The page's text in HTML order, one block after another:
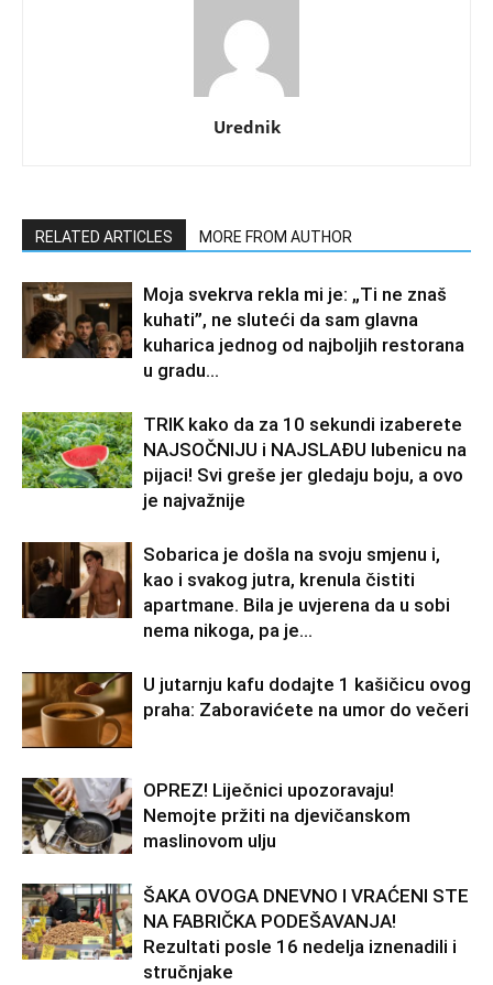
Urednik
RELATED ARTICLES MORE FROM AUTHOR
Moja svekrva rekla mi je: „Ti ne znaš
kuhati”, ne sluteći da sam glavna
kuharica jednog od najboljih restorana
u gradu…
TRIK kako da za 10 sekundi izaberete
NAJSOČNIJU i NAJSLAĐU lubenicu na
pijaci! Svi greše jer gledaju boju, a ovo
je najvažnije
Sobarica je došla na svoju smjenu i,
kao i svakog jutra, krenula čistiti
apartmane. Bila je uvjerena da u sobi
nema nikoga, pa je...
U jutarnju kafu dodajte 1 kašičicu ovog
praha: Zaboravićete na umor do večeri
OPREZ! Liječnici upozoravaju!
Nemojte pržiti na djevičanskom
maslinovom ulju
ŠAKA OVOGA DNEVNO I VRAĆENI STE
NA FABRIČKA PODEŠAVANJA!
Rezultati posle 16 nedelja iznenadili i
stručnjake